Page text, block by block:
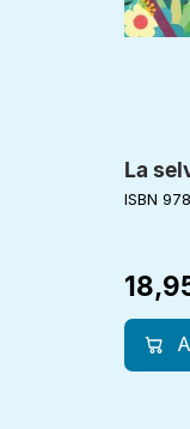
La
ISBN